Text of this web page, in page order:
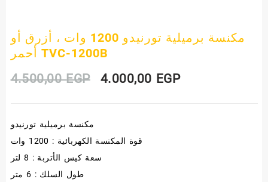
مكنسة برميلية تورنيدو 1200 وات ، أزرق أو
أحمر TVC-1200B
4.500,00EGP
Original
4.000,00 EGPCurrent
مكنسة برميلية تورنيدو
قوة المكنسة الكهربائية : 1200 وات
سعة كيس الأتربة : 8 لتر
طول السلك : 6 متر